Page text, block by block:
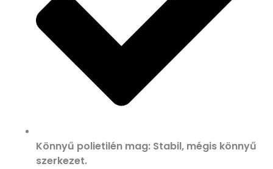
Könnyű polietilén mag: Stabil, mégis könnyű
szerkezet.